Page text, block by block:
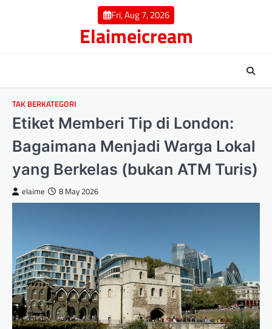
Fri, Aug 7, 2026
Elaimeicream
TAK BERKATEGORI
Etiket Memberi Tip di London:
Bagaimana Menjadi Warga Lokal
yang Berkelas (bukan ATM Turis)
elaime 8 May 2026